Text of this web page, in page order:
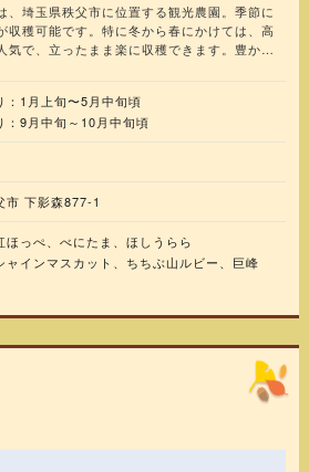
、埼玉県秩父市に位置する観光農園。季節に
収穫可能です。特に冬から春にかけては、高
で、立ったまま楽に収穫できます。豊かな
：1月上旬〜5月中旬頃
：9月中旬～10月中旬頃
市 下影森877-1
ほっぺ、べにたま、ほしうらら
ャインマスカット、ちちぶ山ルビー、巨峰